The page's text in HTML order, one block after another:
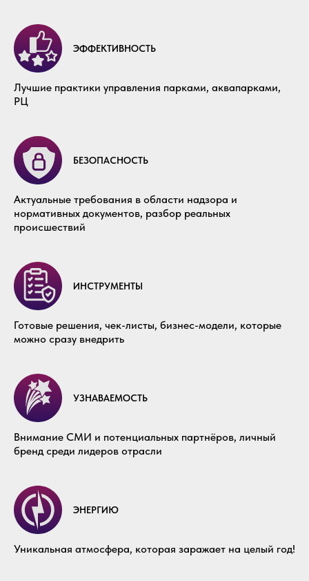
ЭФФЕКТИВНОСТЬ
Лучшие практики управления парками, аквапарками,
РЦ
БЕЗОПАСНОСТЬ
Актуальные требования в области надзора и
нормативных документов, разбор реальных
происшествий
ИНСТРУМЕНТЫ
Готовые решения, чек-листы, бизнес-модели, которые
можно сразу внедрить
УЗНАВАЕМОСТЬ
Внимание СМИ и потенциальных партнёров, личный
бренд среди лидеров отрасли
ЭНЕРГИЮ
Уникальная атмосфера, которая заражает на целый год!